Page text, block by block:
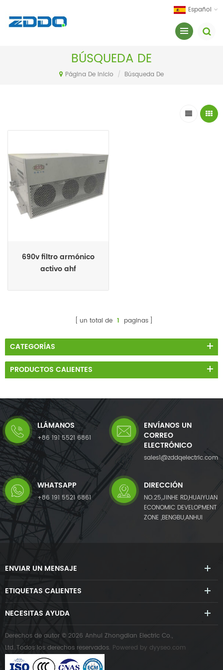
Español
BÚSQUEDA DE
Página De Inicio / Búsqueda De
690v filtro armónico
activo ahf
un total de 1 paginas
CATEGORÍAS
PRODUCTOS CALIENTES
LLÁMANOS
+86 191 5521 6861
ENVÍANOS UN
CORREO
ELECTRÓNICO
sales1@zddqelectric.com
WHATSAPP
+86 191 5521 6861
DIRECCIÓN
NO.25,JINHE RD,HUAIYUAN
ECONOMIC DEVELOPMENT
ZONE ,BENGBU,ANHUI
ENVIAR UN MENSAJE
ETIQUETAS CALIENTES
NECESITAS AYUDA
Derechos de autor © 2026 Anhui Zhongdian Electric Co.,
Ltd..Todos los derechos reservados. Powered by dyyseo.com